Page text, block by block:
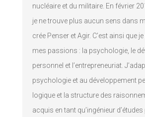
nucléaire et du militaire. En février
je ne trouve plus aucun sens dans
crée Penser et Agir. C’est ainsi que
mes passions : la psychologie, le
personnel et l’entrepreneuriat.
psychologie et au développement
logique et la structure des
acquis en tant qu’ingénieur